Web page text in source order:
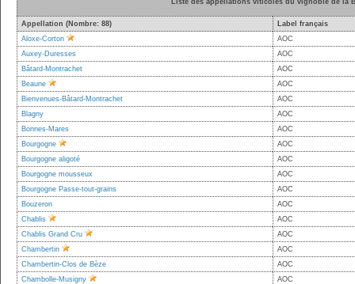
Liste des appellations viticoles du vignoble de la
Appellation (Nombre: 88)
Label français
Aloxe-Corton
AOC
Auxey-Duresses
AOC
Bâtard-Montrachet
AOC
Beaune
AOC
Bienvenues-Bâtard-Montrachet
AOC
Blagny
AOC
Bonnes-Mares
AOC
Bourgogne
AOC
Bourgogne aligoté
AOC
Bourgogne mousseux
AOC
Bourgogne Passe-tout-grains
AOC
Bouzeron
AOC
Chablis
AOC
Chablis Grand Cru
AOC
Chambertin
AOC
Chambertin-Clos de Bèze
AOC
Chambolle-Musigny
AOC